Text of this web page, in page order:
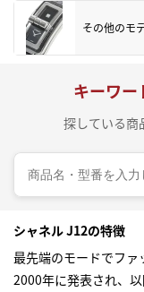
その他のモ
キーワー
探している商
シャネル J12の特徴
最先端のモードでフ
2000年に発表され、